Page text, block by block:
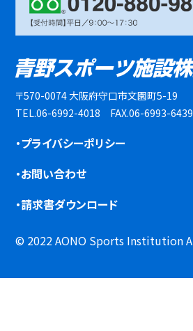
〒570-0074 大阪府守口市文園町5-19
TEL.06-6992-4018 FAX.06-6993-6439
・プライバシーポリシー
・お問い合わせ
・請求書ダウンロード
© 2022 AONO Sports Institution